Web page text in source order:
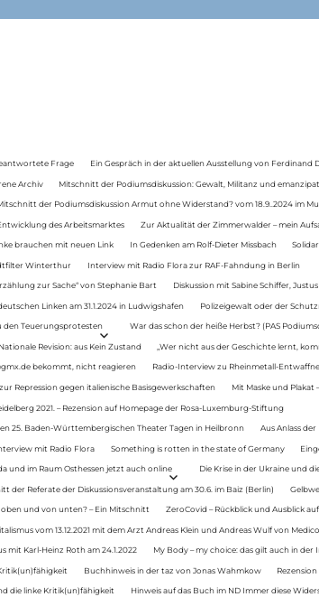
Frage Ein Gespräch in der aktuellen Ausstellung von Ferdinand
Archiv Mitschnitt der Podiumsdiskussion: Gewalt, Militanz und
der Podiumsdiskussion Armut ohne Widerstand? vom 18.9..2024 im
des Arbeitsmarktes Zur Aktualität der Zimmerwalder – mein
brauchen mit neuen Link In Gedenken am Rolf-Dieter Missbach
Winterthur Interview mit Radio Flora zur RAF-Fahndung in Berlin
zur Sache“ von Stephanie Bart Diskussion mit Sabine Schiffer,
Linken am 31.1.2024 in Ludwigshafen Polizeigewalt oder der
den Teuerungsprotesten War das schon der heiße Herbst? (PAS
Nationale Revision: aus Kein Zustand „Wer nicht aus der Geschichte lernt,
bekommt, nicht reagieren Radio-Interview zu Rheinmetall-
Repression gegen italienische Basisgewerkschaften Mit Maske und
2021. – Rezension auf Homepage der Rosa-Luxemburg-Stiftung
25. Baden-Württembergischen Theater Tagen in Heilbronn Aus Anlass
mit Radio Flora Something is rotten in the state of Germany
und im Raum Osthessen jetzt auch online Die Krise in der Ukraine und
Referate der Diskussionsveranstaltung am 30.6. im Baiz (Berlin)
und von unten? – Ein Mitschnitt ZeroCovid – Rückblick und Ausblick
vom 13.12.2021 mit dem Arzt Andreas Klein und Andreas Wulf von
mit Karl-Heinz Roth am 24.1.2022 My Body – my choice: das gilt auch in der
Buchhinweis in der taz von Jonas Wahmkow
die linke Kritik(un)fähigkeit Hinweis auf das Buch im ND Immer diese